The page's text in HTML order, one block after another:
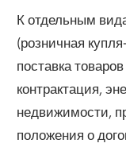
К отдельным
(розничная
поставка
контрактация,
недвижимости,
положения о